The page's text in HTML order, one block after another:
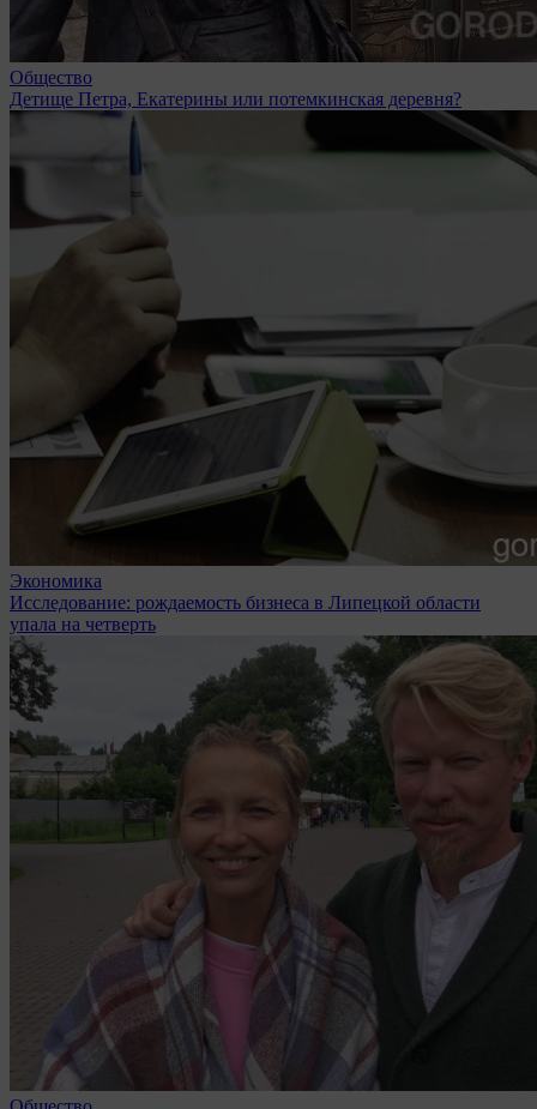
Общество
Детище Петра, Екатерины или потемкинская деревня?
Экономика
Исследование: рождаемость бизнеса в Липецкой области
упала на четверть